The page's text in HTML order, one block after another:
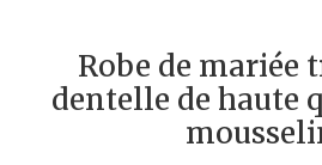
Robe de mariée
dentelle de haute